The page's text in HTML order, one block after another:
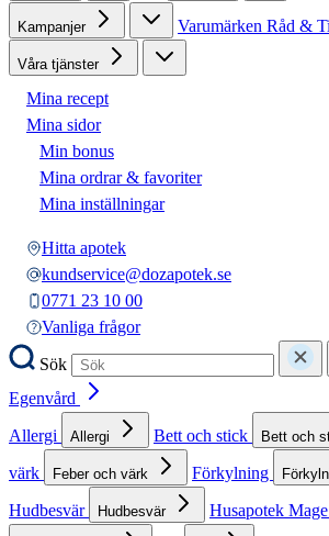
Kampanjer Varumärken Råd &
Våra tjänster
Mina recept
Mina sidor
Min bonus
Mina ordrar & favoriter
Mina inställningar
Hitta apotek
kundservice@dozapotek.se
0771 23 10 00
Vanliga frågor
Sök
Egenvård
Allergi
Allergi Bett och stick Bett och
värk
Feber och värk Förkylning
Hudbesvär
Hudbesvär Husapotek